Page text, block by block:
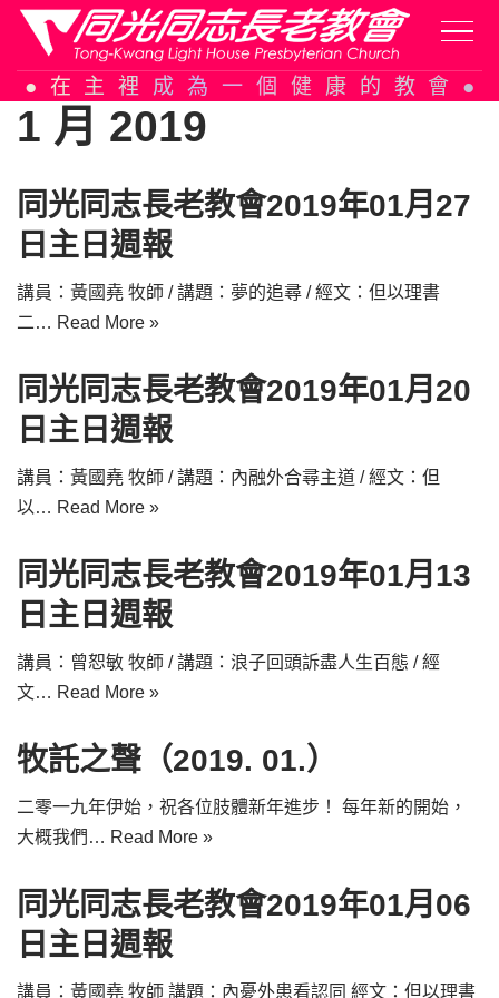
Skip
to
content
在主裡成為一個健康的教會
1 月 2019
同光同志長老教會2019年01月27
日主日週報
講員：黃國堯 牧師 / 講題：夢的追尋 / 經文：但以理書
二… Read More »
同光同志長老教會2019年01月20
日主日週報
講員：黃國堯 牧師 / 講題：內融外合尋主道 / 經文：但
以… Read More »
同光同志長老教會2019年01月13
日主日週報
講員：曾恕敏 牧師 / 講題：浪子回頭訴盡人生百態 / 經
文… Read More »
牧託之聲（2019. 01.）
二零一九年伊始，祝各位肢體新年進步！ 每年新的開始，
大概我們… Read More »
同光同志長老教會2019年01月06
日主日週報
講員：黃國堯 牧師 講題：內憂外患看認同 經文：但以理書